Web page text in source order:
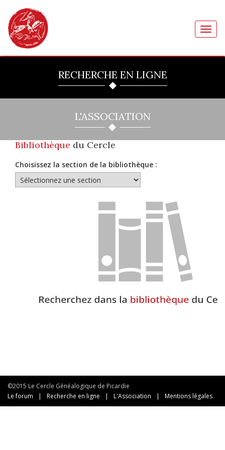
RECHERCHE EN LIGNE
L'ASSOCIATION
Bibliothèque du Cercle
Choisissez la section de la bibliothèque :
©2015 Le Cercle Généalogique de Picardie
Le forum
| Recherche en ligne | L'Association | Mentions légales